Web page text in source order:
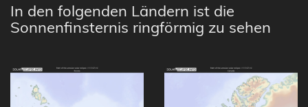
In den folgenden Ländern ist die
Sonnenfinsternis ringförmig zu sehen